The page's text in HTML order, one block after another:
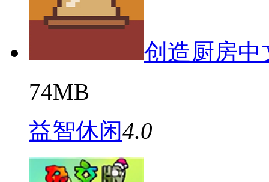
创造厨房中
74MB
益智休闲4.0